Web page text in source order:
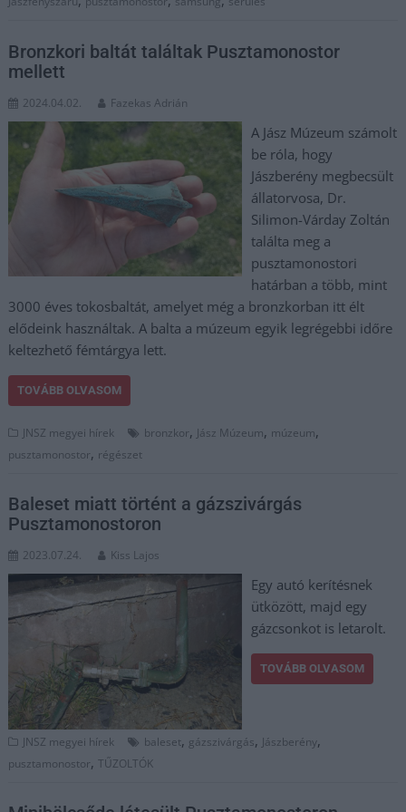
Bronzkori baltát találtak Pusztamonostor
mellett
2024.04.02. Fazekas Adrián
A Jász Múzeum számolt
be róla, hogy
Jászberény megbecsült
állatorvosa, Dr.
Silimon-Várday Zoltán
találta meg a
pusztamonostori
határban a több, mint
3000 éves tokosbaltát, amelyet még a bronzkorban itt élt
elődeink használtak. A balta a múzeum egyik legrégebbi időre
keltezhető fémtárgya lett.
TOVÁBB OLVASOM
JNSZ megyei hírek bronzkor, Jász Múzeum, múzeum,
pusztamonostor, régészet
Baleset miatt történt a gázszivárgás
Pusztamonostoron
2023.07.24. Kiss Lajos
Egy autó kerítésnek
ütközött, majd egy
gázcsonkot is letarolt.
TOVÁBB OLVASOM
JNSZ megyei hírek baleset, gázszivárgás, Jászberény,
pusztamonostor,TŰZOLTÓK